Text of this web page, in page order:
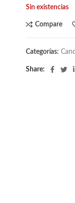
Sin existencias
Compare
Categorías:
Share